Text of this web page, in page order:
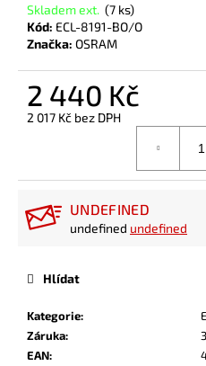
Skladem ext. (7 ks)
Kód: ECL-8191-BO/O
Značka: OSRAM
2 440 Kč
2 017 Kč bez DPH
UNDEFINED
undefined undefined
Kategorie:
Záruka:
EAN:
Hlídat